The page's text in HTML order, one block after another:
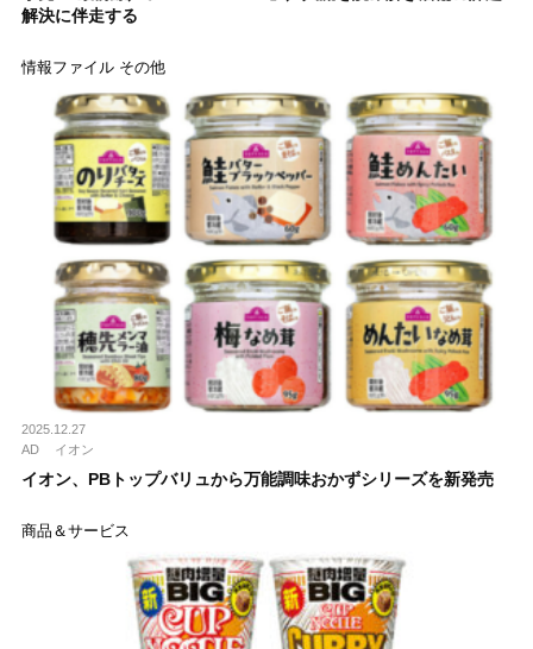
解決に伴走する
情報ファイル その他
2025.12.27
AD
イオン
イオン、PBトップバリュから万能調味おかずシリーズを新発売
商品＆サービス